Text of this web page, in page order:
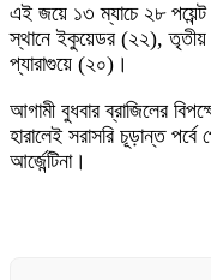
এই জয়ে ১৩ ম্যাচে ২৮ পয়েন্ট
স্থানে ইকুয়েডর (২২),
প্যারাগুয়ে (২০)।
আগামী বুধবার ব্রাজিলের
হারালেই সরাসরি চূড়ান্ত পর্বে
আর্জেন্টিনা।